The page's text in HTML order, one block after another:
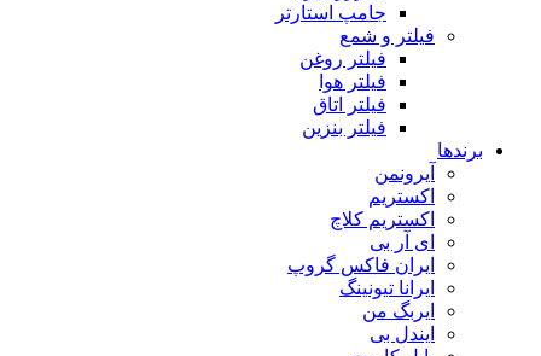
جامپ استارتر
فیلتر و شمع
فیلتر روغن
فیلتر هوا
فیلتر اتاق
فیلتر بنزین
برندها
آیرونمن
اکستریم
اکستریم کلاچ
ای آر بی
ایران فاکس گروپ
ایرانا تیونینگ
ایربگ من
ایندل بی